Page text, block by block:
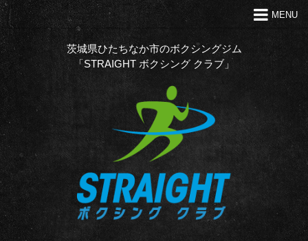
クラブの特徴
代表あいさつ
Ｑ＆Ａ
入会案内
お問い合わせ
お知らせ
STAFF BLOG
サイトマップ
MENU
茨城県ひたちなか市のボクシングジム
「STRAIGHT ボクシング クラブ」